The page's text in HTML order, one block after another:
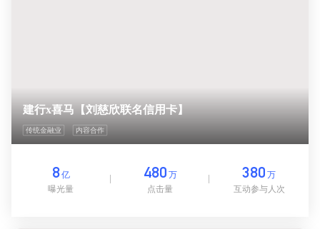
建行x喜马【刘慈欣联名信用卡】
传统金融业 内容合作
8亿
曝光量
480 万
点击量
380 万
互动参与人次